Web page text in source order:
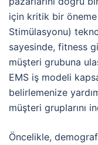
için kritik bir
Stimülasyonu)
sayesinde, fitness
müşteri grubuna
EMS iş modeli
belirlemenize
müşteri gruplarını
Öncelikle,